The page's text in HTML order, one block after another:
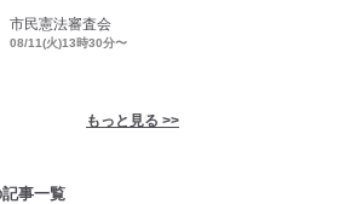
市民憲法審査会
08/11(火)13時30分〜
もっと見る >>
事一覧